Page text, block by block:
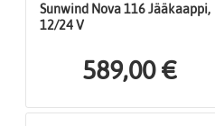
Sunwind Nova 116 Jääkaappi,
12/24 V
589,00 €